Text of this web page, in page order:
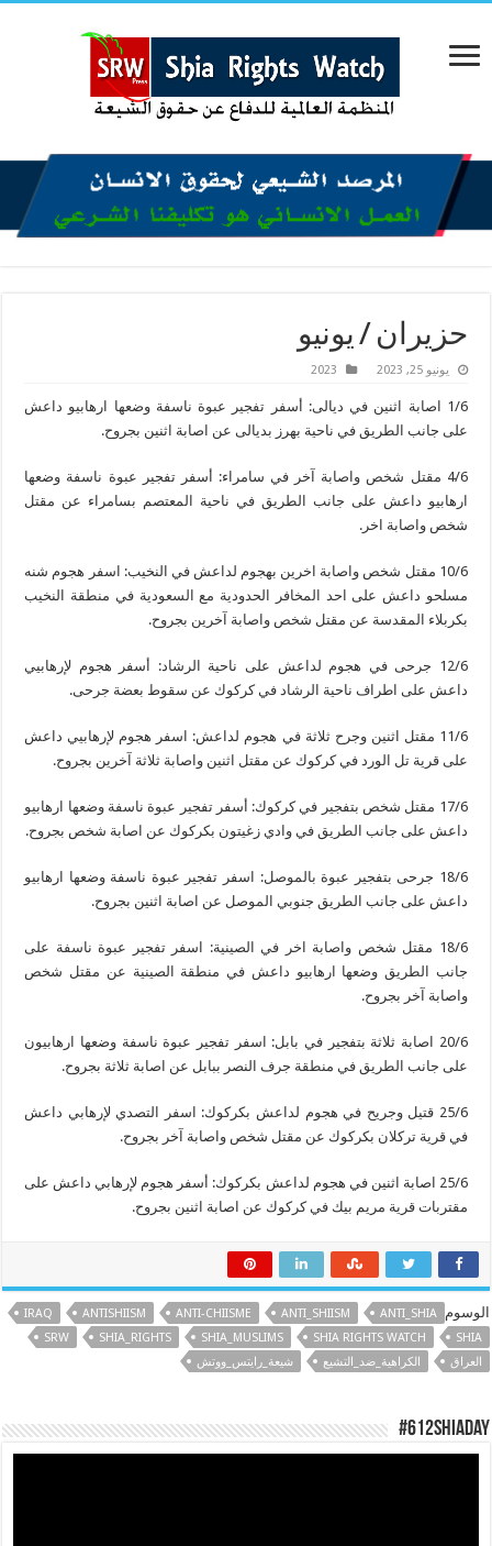
حزيران / يونيو
يونيو 25, 2023 2023
1/6 اصابة اثنين في ديالى: أسفر تفجير عبوة ناسفة وضعها ارهابيو داعش
على جانب الطريق في ناحية بهرز بديالى عن اصابة اثنين بجروح.
4/6 مقتل شخص واصابة آخر في سامراء: أسفر تفجير عبوة ناسفة وضعها
ارهابيو داعش على جانب الطريق في ناحية المعتصم بسامراء عن مقتل
شخص واصابة اخر.
10/6 مقتل شخص واصابة اخرين بهجوم لداعش في النخيب: اسفر هجوم شنه
مسلحو داعش على احد المخافر الحدودية مع السعودية في منطقة النخيب
بكربلاء المقدسة عن مقتل شخص واصابة آخرين بجروح.
12/6 جرحى في هجوم لداعش على ناحية الرشاد: أسفر هجوم لإرهابيي
داعش على اطراف ناحية الرشاد في كركوك عن سقوط بعضة جرحى.
11/6 مقتل اثنين وجرح ثلاثة في هجوم لداعش: اسفر هجوم لإرهابيي داعش
على قرية تل الورد في كركوك عن مقتل اثنين واصابة ثلاثة آخرين بجروح.
17/6 مقتل شخص بتفجير في كركوك: أسفر تفجير عبوة ناسفة وضعها ارهابيو
داعش على جانب الطريق في وادي زغيتون بكركوك عن اصابة شخص بجروح.
18/6 جرحى بتفجير عبوة بالموصل: اسفر تفجير عبوة ناسفة وضعها ارهابيو
داعش على جانب الطريق جنوبي الموصل عن اصابة اثنين بجروح.
18/6 مقتل شخص واصابة اخر في الصينية: اسفر تفجير عبوة ناسفة على
جانب الطريق وضعها ارهابيو داعش في منطقة الصينية عن مقتل شخص
واصابة آخر بجروح.
20/6 اصابة ثلاثة بتفجير في بابل: اسفر تفجير عبوة ناسفة وضعها ارهابيون
على جانب الطريق في منطقة جرف النصر ببابل عن اصابة ثلاثة بجروح.
25/6 قتيل وجريح في هجوم لداعش بكركوك: اسفر التصدي لإرهابي داعش
في قرية تركلان بكركوك عن مقتل شخص واصابة آخر بجروح.
25/6 اصابة اثنين في هجوم لداعش بكركوك: أسفر هجوم لإرهابي داعش على
مقتربات قرية مريم بيك في كركوك عن اصابة اثنين بجروح.
الوسوم ANTI_SHIA
ANTI_SHIISM
ANTI-CHIISME
ANTISHIISM
IRAQ
SHIA
SHIA RIGHTS WATCH
SHIA_MUSLIMS
SHIA_RIGHTS
SRW
العراق
الكراهية_ضد_التشيع شيعة_رايتس_ووتش
#612ShiaDay